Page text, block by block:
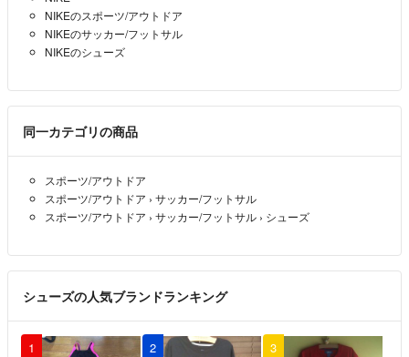
NIKEのスポーツ/アウトドア
NIKEのサッカー/フットサル
NIKEのシューズ
同一カテゴリの商品
スポーツ/アウトドア
スポーツ/アウトドア › サッカー/フットサル
スポーツ/アウトドア › サッカー/フットサル › シューズ
シューズの人気ブランドランキング
1 2 3